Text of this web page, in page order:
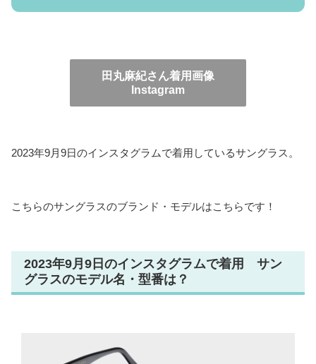
田丸麻紀さん着用画像
Instagram
2023年9月9日のインスタグラムで着用しているサングラス。
こちらのサングラスのブランド・モデルはこちらです！
2023年9月9日のインスタグラムで着用 サン
グラスのモデル名・型番は？